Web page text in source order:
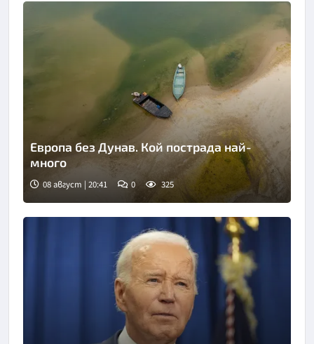
Европа без Дунав. Кой пострада най-
много
08 август | 20:41 0 325